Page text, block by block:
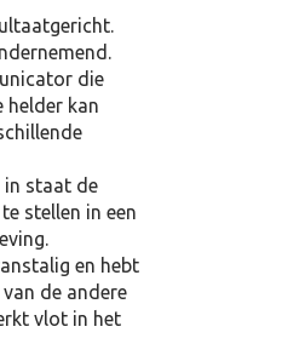
die
helder kan
in staat de
stellen in een
en hebt
de andere
vlot in het